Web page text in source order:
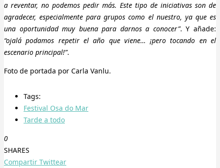
a reventar, no podemos pedir más. Este tipo de iniciativas son de
agradecer, especialmente para grupos como el nuestro, ya que es
una oportunidad muy buena para darnos a conocer”. Y añade:
“ojalá podamos repetir el año que viene… ¡pero tocando en el
escenario principal!”.
Foto de portada por Carla Vanlu.
Tags:
Festival Osa do Mar
Tarde a todo
0
SHARES
Compartir Twittear